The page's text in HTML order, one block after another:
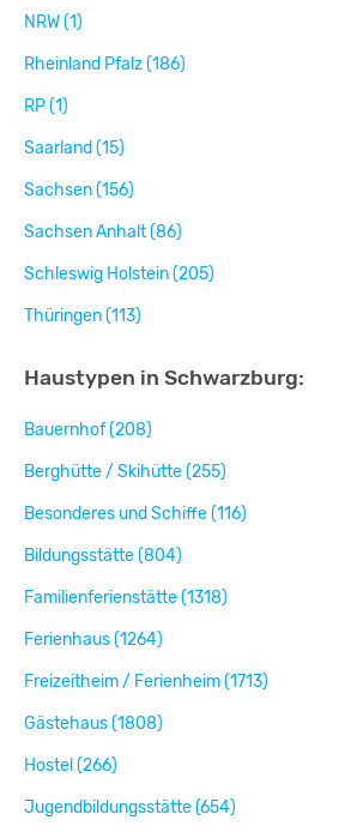
NRW (1)
Rheinland Pfalz (186)
RP (1)
Saarland (15)
Sachsen (156)
Sachsen Anhalt (86)
Schleswig Holstein (205)
Thüringen (113)
Haustypen in Schwarzburg:
Bauernhof (208)
Berghütte / Skihütte (255)
Besonderes und Schiffe (116)
Bildungsstätte (804)
Familienferienstätte (1318)
Ferienhaus (1264)
Freizeitheim / Ferienheim (1713)
Gästehaus (1808)
Hostel (266)
Jugendbildungsstätte (654)